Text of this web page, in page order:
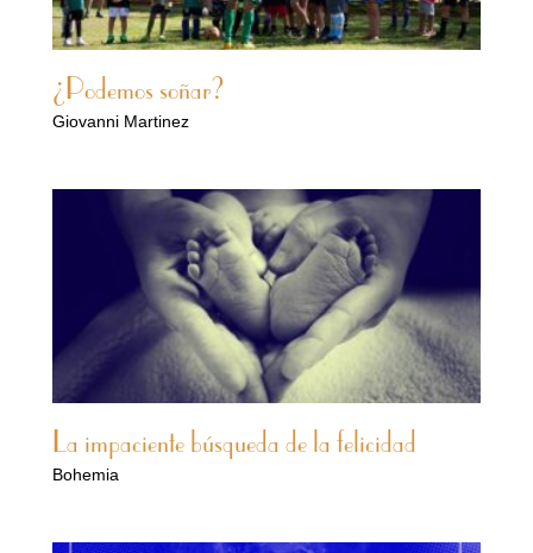
¿Podemos soñar?
Giovanni Martinez
La impaciente búsqueda de la felicidad
Bohemia